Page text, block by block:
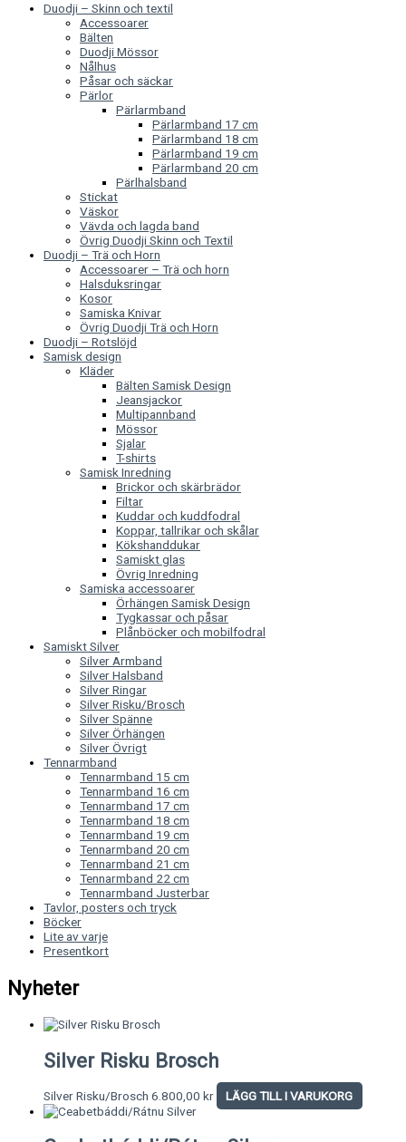
Duodji – Skinn och textil
Accessoarer
Bälten
Duodji Mössor
Nålhus
Påsar och säckar
Pärlor
Pärlarmband
Pärlarmband 17 cm
Pärlarmband 18 cm
Pärlarmband 19 cm
Pärlarmband 20 cm
Pärlhalsband
Stickat
Väskor
Vävda och lagda band
Övrig Duodji Skinn och Textil
Duodji – Trä och Horn
Accessoarer – Trä och horn
Halsduksringar
Kosor
Samiska Knivar
Övrig Duodji Trä och Horn
Duodji – Rotslöjd
Samisk design
Kläder
Bälten Samisk Design
Jeansjackor
Multipannband
Mössor
Sjalar
T-shirts
Samisk Inredning
Brickor och skärbrädor
Filtar
Kuddar och kuddfodral
Koppar, tallrikar och skålar
Kökshanddukar
Samiskt glas
Övrig Inredning
Samiska accessoarer
Örhängen Samisk Design
Tygkassar och påsar
Plånböcker och mobilfodral
Samiskt Silver
Silver Armband
Silver Halsband
Silver Ringar
Silver Risku/Brosch
Silver Spänne
Silver Örhängen
Silver Övrigt
Tennarmband
Tennarmband 15 cm
Tennarmband 16 cm
Tennarmband 17 cm
Tennarmband 18 cm
Tennarmband 19 cm
Tennarmband 20 cm
Tennarmband 21 cm
Tennarmband 22 cm
Tennarmband Justerbar
Tavlor, posters och tryck
Böcker
Lite av varje
Presentkort
Nyheter
Silver Risku Brosch
Silver Risku/Brosch 6.800,00 kr LÄGG TILL I VARUKORG